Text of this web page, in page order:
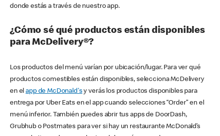
donde estás a través de nuestro app.
¿Cómo sé qué productos están disponibles
para McDelivery®?
Los productos del menú varían por ubicación/lugar. Para ver qué
productos comestibles están disponibles, selecciona McDelivery
en elapp de McDonald'sy verás los productos disponibles para
entrega por Uber Eats en el app cuando selecciones “Order” en el
menú inferior. También puedes abrir tus apps de DoorDash,
Grubhub o Postmates para ver si hay un restaurante McDonald’s